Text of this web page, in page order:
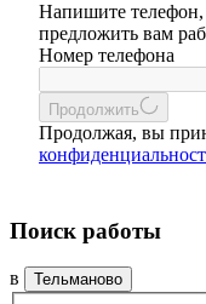
Напишите телефон,
предложить вам
Номер телефона
Продолжить
Продолжая, вы
Поиск работы
в Тельманово